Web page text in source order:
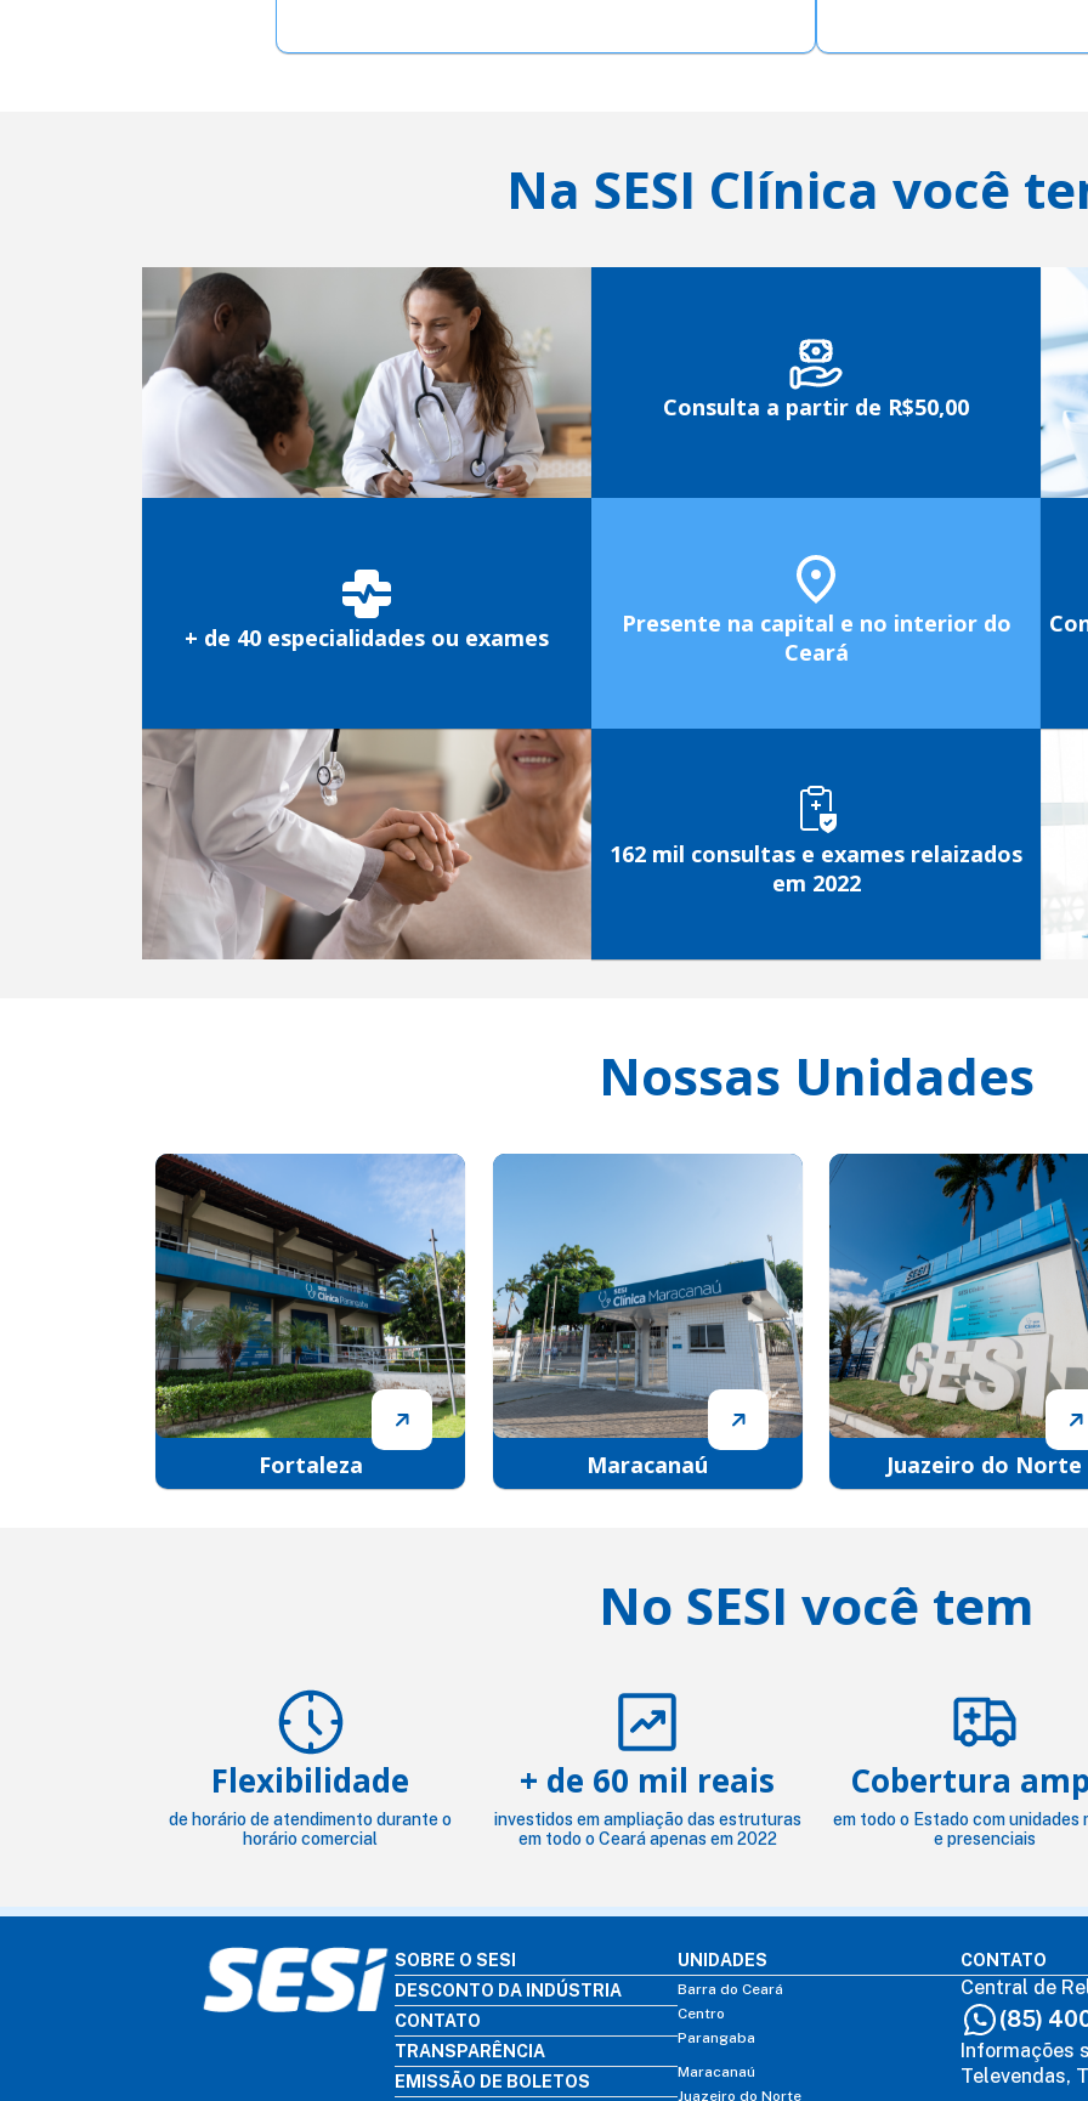
Na SESI Clínica você
Consulta a partir de R$50,00
+ de 40 especialidades ou exames
Presente na capital e no interior do
Ceará
162 mil consultas e exames relaizados
em 2022
Nossas Unidades
Fortaleza Maracanaú Juazeiro do Norte
No SESI você tem
Flexibilidade
de horário de atendimento durante o
horário comercial
+ de 60 mil reais
investidos em ampliação das estruturas
em todo o Ceará apenas em 2022
Cobertura
em todo o Estado com unidades
e presenciais
SOBRE O SESI
DESCONTO DA INDÚSTRIA
CONTATO
TRANSPARÊNCIA
EMISSÃO DE BOLETOS
UNIDADES
Barra do Ceará
Centro
Parangaba
Maracanaú
Juazeiro do Norte
CONTATO
Central de
(85)
Informações
Televendas,